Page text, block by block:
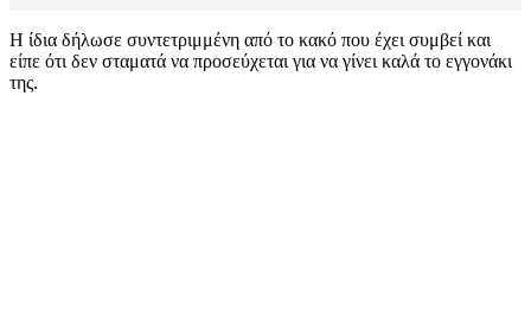
Η ίδια δήλωσε συντετριμμένη από το κακό που έχει συμβεί και
είπε ότι δεν σταματά να προσεύχεται για να γίνει καλά το εγγονάκι
της.